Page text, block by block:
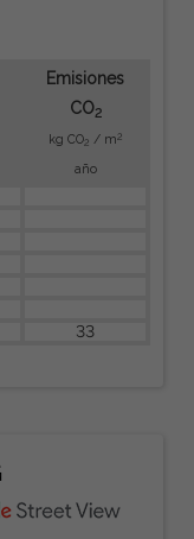
Emisiones
CO2
kg CO2 / m 2
año
33